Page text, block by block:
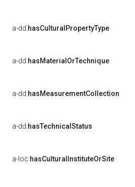
a-dd:hasCulturalPropertyType
a-dd:hasMaterialOrTechnique
a-dd:hasMeasurementCollection
a-dd:hasTechnicalStatus
a-loc:hasCulturalInstituteOrSite